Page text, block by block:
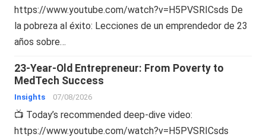
https://www.youtube.com/watch?v=H5PVSRICsds De
la pobreza al éxito: Lecciones de un emprendedor de 23
años sobre…
23-Year-Old Entrepreneur: From Poverty to
MedTech Success
Insights 07/08/2026
📺 Today’s recommended deep-dive video:
https://www.youtube.com/watch?v=H5PVSRICsds